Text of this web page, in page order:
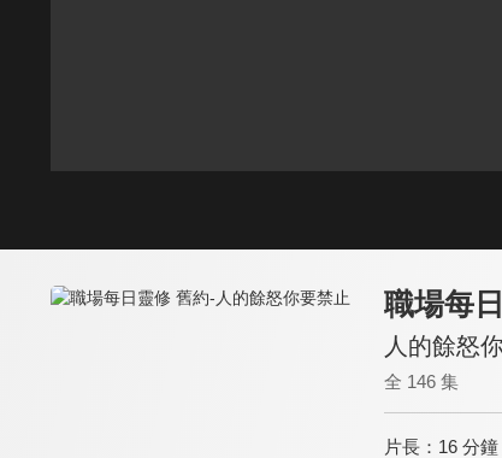
職場每
人的餘怒
全 146 集
片長： 16 分鐘